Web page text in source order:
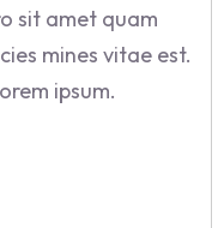
sit amet quam
mines vitae est.
ipsum.